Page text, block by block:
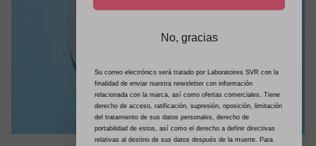
No, gracias
Su correo electrónico será tratado por Laboratoires SVR con la
finalidad de enviar nuestra newsletter con información
relacionada con la marca, así como ofertas comerciales. Tiene
derecho de acceso, ratificación, supresión, oposición, limitación
del tratamiento de sus datos personales, derecho de
portabilidad de estos, así como el derecho a definir directivas
relativas al destino de sus datos después de la muerte. Para